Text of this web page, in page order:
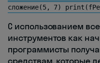
сложение(5, 7)
С использованием
инструментов как
программисты